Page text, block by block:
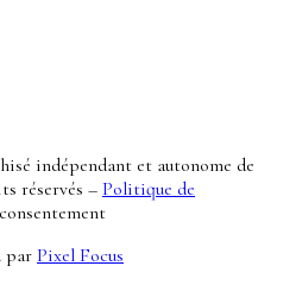
indépendant et autonome de
réservés – Politique de
par Pixel Focus